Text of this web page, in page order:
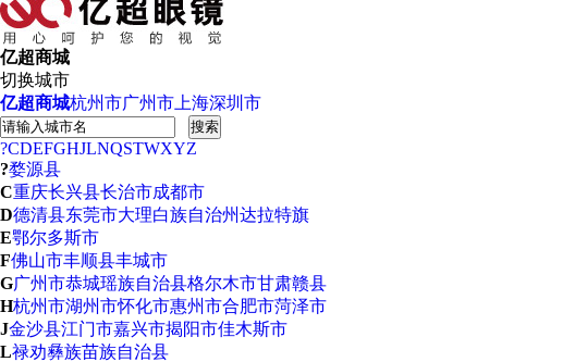
亿超商城
切换城市
亿超商城杭州市广州市 上海深圳市
搜索
?CDEFGHJLNQSTWXYZ
?婺源县
C重庆长兴县长治市成都市
D德清县东莞市大理白族自治州达拉特旗
E鄂尔多斯市
F佛山市丰顺县丰城市
G广州市恭城瑶族自治县格尔木市甘肃赣县
H杭州市湖州市怀化市惠州市合肥市菏泽市
J金沙县江门市嘉兴市揭阳市佳木斯市
L禄劝彝族苗族自治县